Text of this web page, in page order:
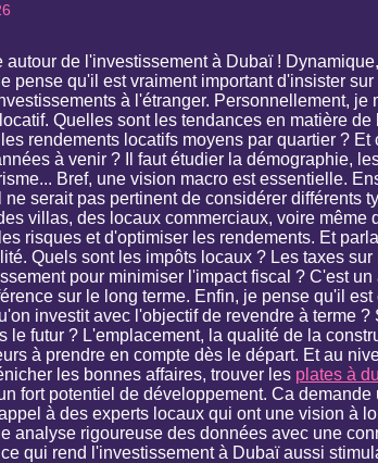
de l'investissement à Dubaï !
pense qu'il est vraiment important d'insister
à l'étranger. Personnellement, je
Quelles sont les tendances en matière de
rendements locatifs moyens par quartier ? Et
à venir ? Il faut étudier la démographie,
Bref, une vision macro est essentielle.
serait pas pertinent de considérer différents
villas, des locaux commerciaux, voire même
risques et d'optimiser les rendements. Et
Quels sont les impôts locaux ? Les taxes
pour minimiser l'impact fiscal ? C'est un
sur le long terme. Enfin, je pense qu'il
investit avec l'objectif de revendre à terme ?
le futur ? L'emplacement, la qualité de la
à prendre en compte dès le départ. Et au
les bonnes affaires, trouver les plates à
fort potentiel de développement. Ca
à des experts locaux qui ont une vision à
analyse rigoureuse des données avec une
qui rend l'investissement à Dubaï aussi